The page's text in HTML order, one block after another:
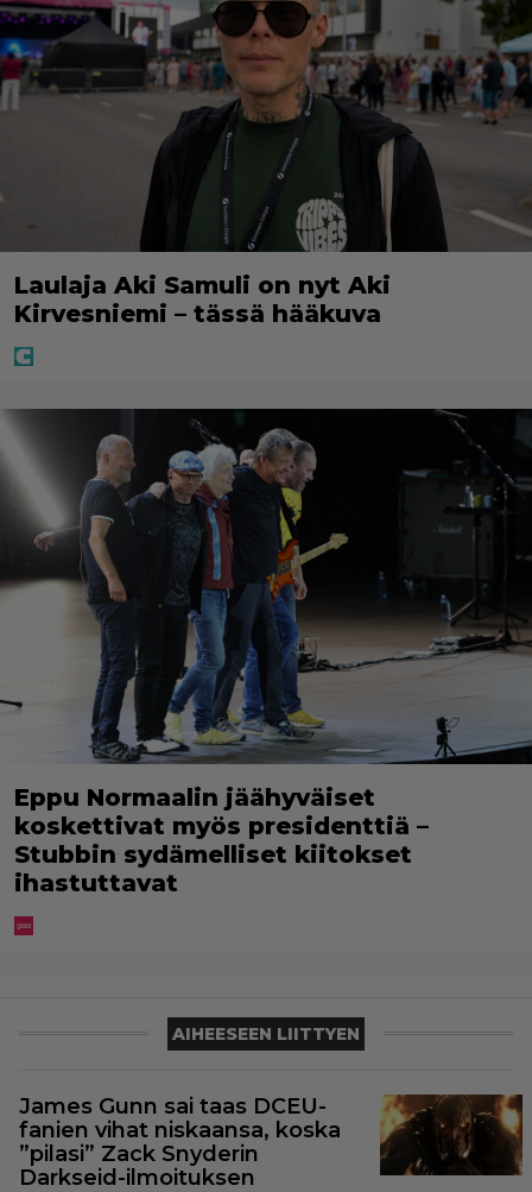
Laulaja Aki Samuli on nyt Aki
Kirvesniemi – tässä hääkuva
Eppu Normaalin jäähyväiset
koskettivat myös presidenttiä –
Stubbin sydämelliset kiitokset
ihastuttavat
AIHEESEEN LIITTYEN
James Gunn sai taas DCEU-
fanien vihat niskaansa, koska
”pilasi” Zack Snyderin
Darkseid-ilmoituksen